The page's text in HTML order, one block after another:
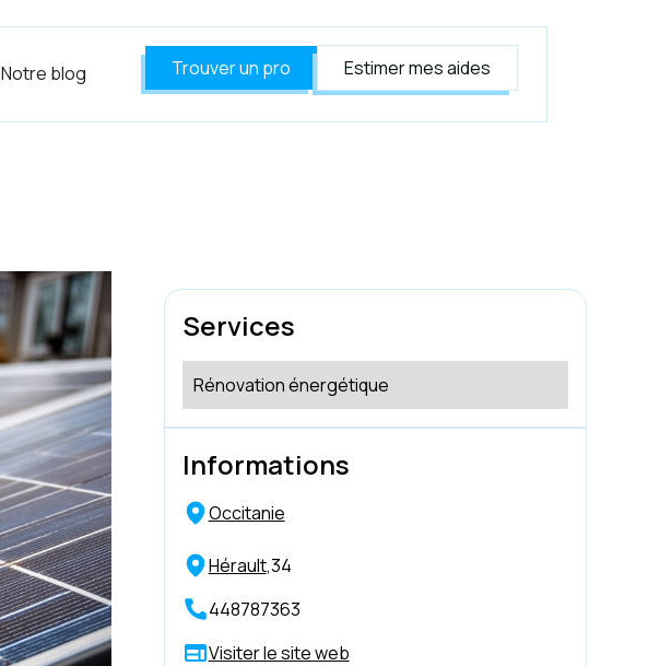
Notre blog Trouver un pro Estimer mes aides
Services
Rénovation énergétique
Informations
Occitanie
Hérault,34
448787363
Visiter le site web